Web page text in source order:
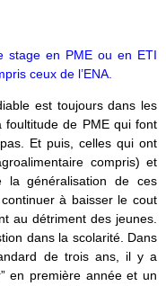
stage en PME ou en ETI
ceux de l’ENA.
est toujours dans les
de PME qui font
Et puis, celles qui ont
compris) et
la généralisation de ces
à baisser le cout
au détriment des jeunes.
dans la scolarité. Dans
de trois ans, il y a
en première année et un